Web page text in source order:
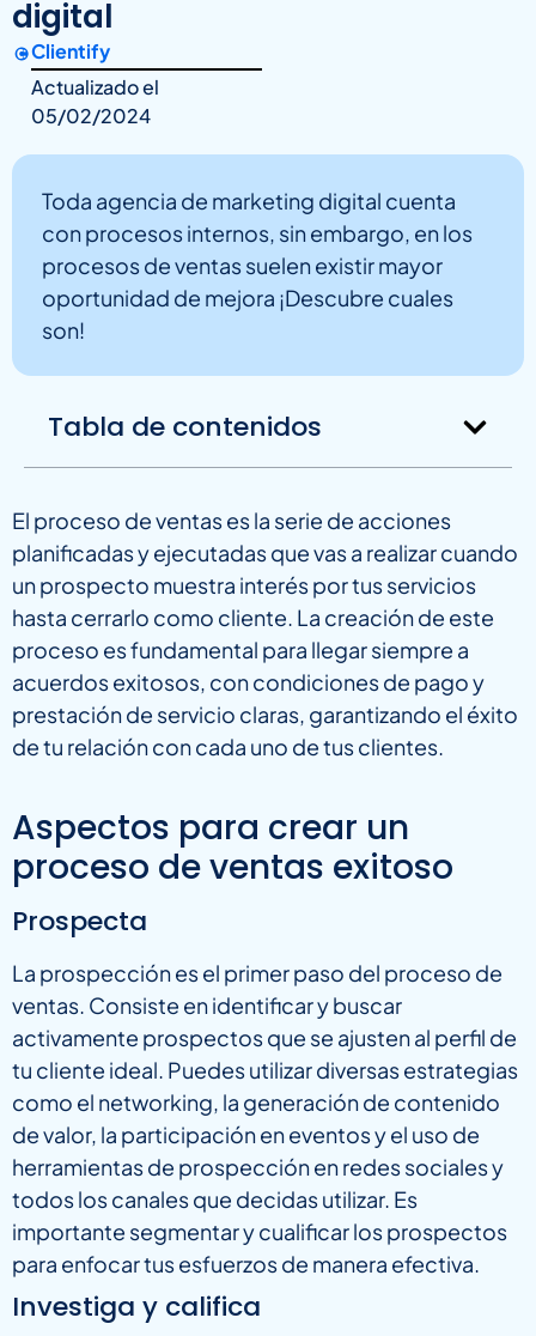
digital
Clientify
Actualizado el
05/02/2024
Toda agencia de marketing digital cuenta
con procesos internos, sin embargo, en los
procesos de ventas suelen existir mayor
oportunidad de mejora ¡Descubre cuales
son!
Tabla de contenidos
El proceso de ventas es la serie de acciones
planificadas y ejecutadas que vas a realizar cuando
un prospecto muestra interés por tus servicios
hasta cerrarlo como cliente. La creación de este
proceso es fundamental para llegar siempre a
acuerdos exitosos, con condiciones de pago y
prestación de servicio claras, garantizando el éxito
de tu relación con cada uno de tus clientes.
Aspectos para crear un
proceso de ventas exitoso
Prospecta
La prospección es el primer paso del proceso de
ventas. Consiste en identificar y buscar
activamente prospectos que se ajusten al perfil de
tu cliente ideal. Puedes utilizar diversas estrategias
como el networking, la generación de contenido
de valor, la participación en eventos y el uso de
herramientas de prospección en redes sociales y
todos los canales que decidas utilizar. Es
importante segmentar y cualificar los prospectos
para enfocar tus esfuerzos de manera efectiva.
Investiga y califica